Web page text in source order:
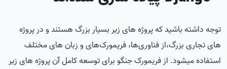
توجه داشته باشید که پروژه های زیر بسیار بزرگ هستند و در پروژه
های تجاری بزرگ،از فناوری‌ها، فریمورک‌های و زبان های مختلف
استفاده میشود. از فریمورک جنگو برای توسعه کامل آن پروژه های زیر